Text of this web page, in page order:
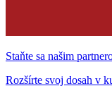
Staňte sa našim
Rozšírte svoj dosah v